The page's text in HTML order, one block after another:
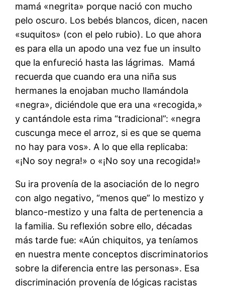
mamá «negrita» porque nació con mucho
pelo oscuro. Los bebés blancos, dicen, nacen
«suquitos» (con el pelo rubio). Lo que ahora
es para ella un apodo una vez fue un insulto
que la enfureció hasta las lágrimas. Mamá
recuerda que cuando era una niña sus
hermanes la enojaban mucho llamándola
«negra», diciéndole que era una «recogida,»
y cantándole esta rima “tradicional”: «negra
cuscunga mece el arroz, si es que se quema
no hay para vos». A lo que ella replicaba:
«¡No soy negra!» o «¡No soy una recogida!»
Su ira provenía de la asociación de lo negro
con algo negativo, “menos que” lo mestizo y
blanco-mestizo y una falta de pertenencia a
la familia. Su reflexión sobre ello, décadas
más tarde fue: «Aún chiquitos, ya teníamos
en nuestra mente conceptos discriminatorios
sobre la diferencia entre las personas». Esa
discriminación provenía de lógicas racistas